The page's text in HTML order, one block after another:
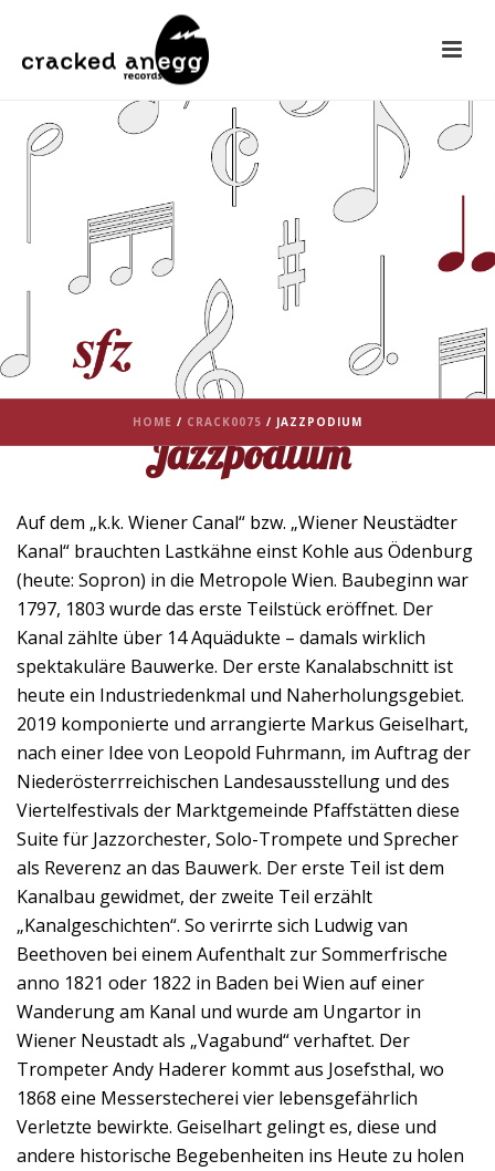
HOME / CRACK0075 / JAZZPODIUM
Jazzpodium
Auf dem „k.k. Wiener Canal“ bzw. „Wiener Neustädter
Kanal“ brauchten Lastkähne einst Kohle aus Ödenburg
(heute: Sopron) in die Metropole Wien. Baubeginn war
1797, 1803 wurde das erste Teilstück eröffnet. Der
Kanal zählte über 14 Aquädukte – damals wirklich
spektakuläre Bauwerke. Der erste Kanalabschnitt ist
heute ein Industriedenkmal und Naherholungsgebiet.
2019 komponierte und arrangierte Markus Geiselhart,
nach einer Idee von Leopold Fuhrmann, im Auftrag der
Niederösterrreichischen Landesausstellung und des
Viertelfestivals der Marktgemeinde Pfaffstätten diese
Suite für Jazzorchester, Solo-Trompete und Sprecher
als Reverenz an das Bauwerk. Der erste Teil ist dem
Kanalbau gewidmet, der zweite Teil erzählt
„Kanalgeschichten“. So verirrte sich Ludwig van
Beethoven bei einem Aufenthalt zur Sommerfrische
anno 1821 oder 1822 in Baden bei Wien auf einer
Wanderung am Kanal und wurde am Ungartor in
Wiener Neustadt als „Vagabund“ verhaftet. Der
Trompeter Andy Haderer kommt aus Josefsthal, wo
1868 eine Messerstecherei vier lebensgefährlich
Verletzte bewirkte. Geiselhart gelingt es, diese und
andere historische Begebenheiten ins Heute zu holen